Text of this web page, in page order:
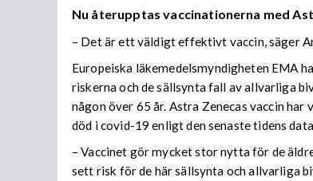
Nu återupptas vaccinationerna med
– Det är ett väldigt effektivt vaccin, säger
Europeiska läkemedelsmyndigheten EMA
riskerna och de sällsynta fall av allvarliga
någon över 65 år. Astra Zenecas vaccin
död i covid-19 enligt den senaste tidens
– Vaccinet gör mycket stor nytta för de
sett risk för de här sällsynta och allvarliga